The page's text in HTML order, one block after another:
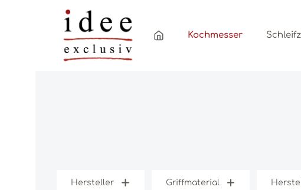
Zum Hauptinhalt springen
Zur Hauptnavigation springen
Kochmesser
Hersteller Griffmaterial